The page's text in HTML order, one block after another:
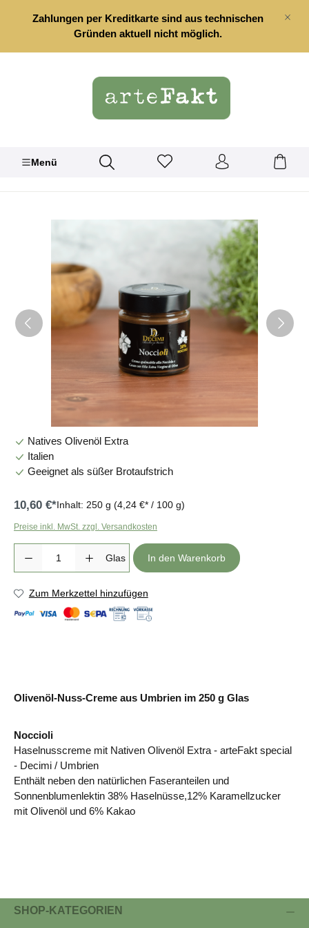
springen
Zahlungen per Kreditkarte sind aus technischen
Gründen aktuell nicht möglich.
Menü
Natives Olivenöl Extra
Italien
Geeignet als süßer Brotaufstrich
10,60 €*Inhalt: 250 g (4,24 €* / 100 g)
Preise inkl. MwSt. zzgl. Versandkosten
Produkt Anzahl: Gib den gewünschten Wert ein oder benutze die
Glas In den Warenkorb
Zum Merkzettel hinzufügen
Olivenöl-Nuss-Creme aus Umbrien im 250 g Glas
Noccioli
Haselnusscreme mit Nativen Olivenöl Extra - arteFakt special
- Decimi / Umbrien
Enthält neben den natürlichen Faseranteilen und
Sonnenblumenlektin 38% Haselnüsse,12% Karamellzucker
mit Olivenöl und 6% Kakao
SHOP-KATEGORIEN